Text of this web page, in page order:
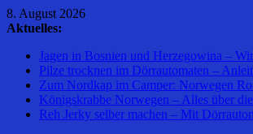
Zum
Inhalt
8. August 2026
Aktuelles:
Jagen in Bosnien und Herzegowina –
Pilze trocknen im Dörrautomaten –
Zum Nordkap im Camper: Norwegen
Königskrabbe Norwegen – Alles über
Reh Jerky selber machen – Mit